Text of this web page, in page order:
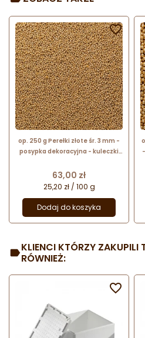
op. 250 g Perełki złote śr. 3 mm -
posypka dekoracyjna - kuleczki
połyskiem
Cena
63,00 zł
25,20 zł / 100 g
Dodaj do koszyka

KLIENCI KTÓRZY ZAKUPILI
RÓWNIEŻ:
